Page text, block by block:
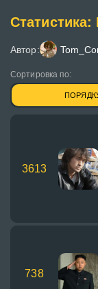
Автор:
Сортировка по:
3613
738